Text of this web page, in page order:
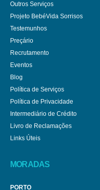
Outros Serviços
Projeto BebéVida Sorrisos
Testemunhos
Preçário
Recrutamento
Eventos
Blog
Política de Serviços
Política de Privacidade
Intermediário de Crédito
Livro de Reclamações
Links Úteis
MORADAS
PORTO